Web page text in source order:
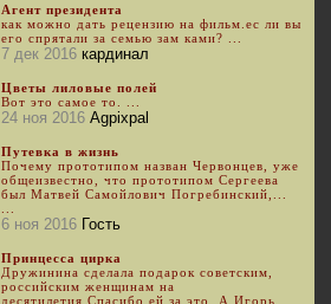
Агент президента
как можно дать рецензию на фильм.ес ли вы
его спрятали за семью зам ками? ...
7 дек 2016 кардинал
Цветы лиловые полей
Вот это самое то. ...
24 ноя 2016 Agpixpal
Путевка в жизнь
Почему прототипом назван Червонцев, уже
общеизвестно, что прототипом Сергеева
был Матвей Самойлович Погребинский,...
6 ноя 2016 Гость
Принцесса цирка
Дружинина сделала подарок советским,
российским женщинам на
десятилетия.Спасибо ей за это. А Игорь